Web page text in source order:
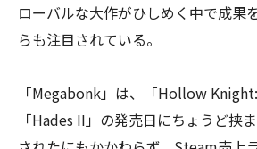
ローバルな大作がひしめく中で成果
らも注目されている。
「Megabonk」は、「Hollow
「Hades II」の発売日にちょうど挟